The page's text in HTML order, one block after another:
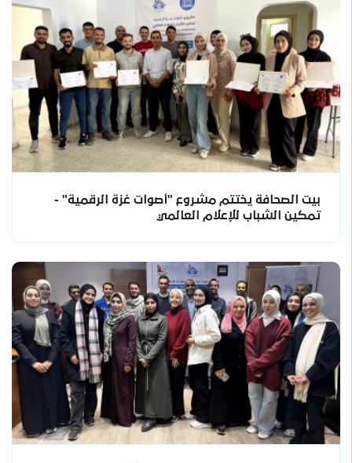
بيت الصحافة يختتم مشروع "أصوات غزة الرقمية" -
تمكين الشباب للإعلام العالمي